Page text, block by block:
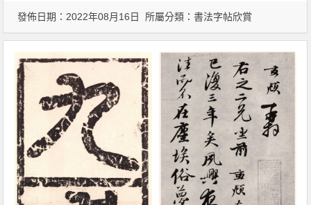
發佈日期：2022年08月16日 所屬分類：書法字帖欣賞